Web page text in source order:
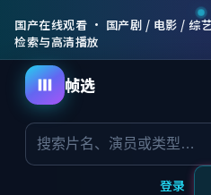
国产在线观看 · 国产剧 / 电影 / 综
检索与高清播放
帧选
登录